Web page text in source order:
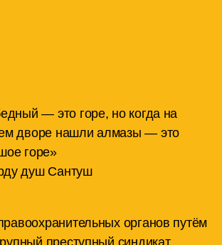
— это горе, но когда на
дворе нашли алмазы — это
горе»
душ Сантуш
органов путём
преступный синдикат,